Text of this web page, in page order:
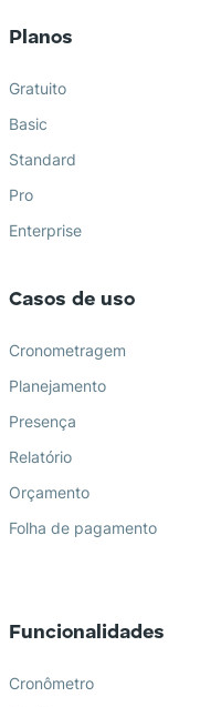
Planos
Gratuito
Basic
Standard
Pro
Enterprise
Casos de uso
Cronometragem
Planejamento
Presença
Relatório
Orçamento
Folha de pagamento
Funcionalidades
Cronômetro